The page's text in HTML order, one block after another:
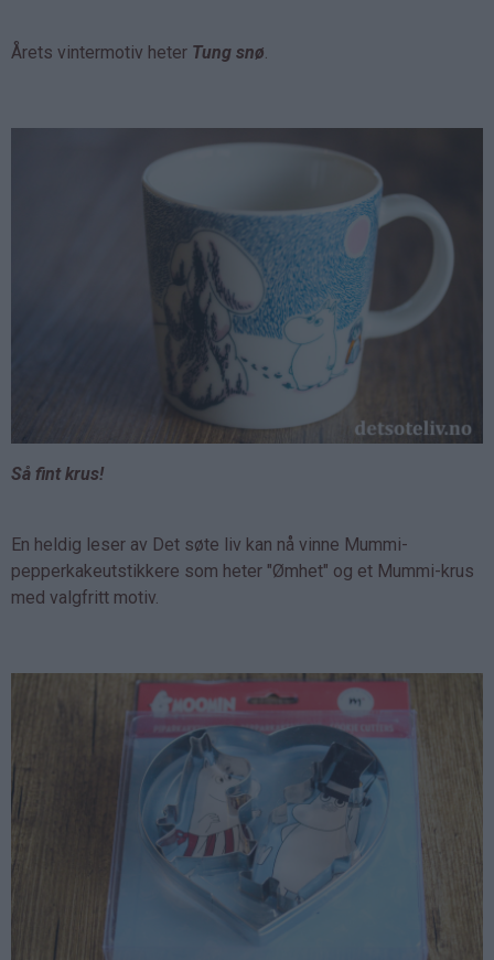
Årets vintermotiv heter Tung snø.
Så fint krus!
En heldig leser av Det søte liv kan nå vinne Mummi-
pepperkakeutstikkere som heter "Ømhet" og et Mummi-krus
med valgfritt motiv.